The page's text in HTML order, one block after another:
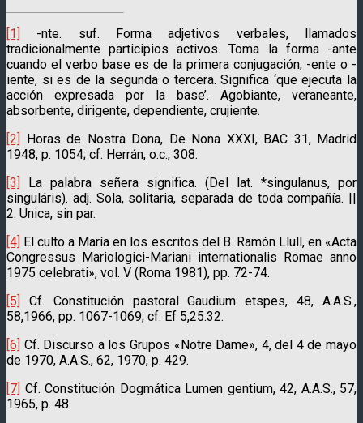
[1]
-nte. suf. Forma adjetivos verbales, llamados
tradicionalmente participios acti­vos. Toma la forma -ante
cuando el verbo base es de la primera conjugación, -ente o -
iente, si es de la segunda o tercera. Significa ‘que ejecuta la
acción expresada por la base’. Agobiante, veraneante,
absorbente, dirigente, dependiente, crujiente.
[2] Horas de Nostra Dona, De Nona XXXI, BAC 31, Madrid
1948, p. 1054; cf. Herrán, o.c., 308.
[3]
La palabra señera significa. (Del lat. *singulanus, por
singuláris). adj. Sola, solitaria, separada de toda compañía. ||
2. Unica, sin par.
[4] El culto a María en los escritos del B. Ramón Llull, en «Acta
Congressus Mariologici-Mariani internationalis Romae anno
1975 celebrati», vol. V (Roma 1981), pp. 72-74.
[5]
Cf. Constitución pastoral Gaudium etspes, 48, A.A.S.,
58,1966, pp. 1067-1069; cf. Ef 5,25.32.
[6] Cf. Discurso a los Grupos «Notre Dame», 4, del 4 de mayo
de 1970, A.A.S., 62, 1970, p. 429.
[7] Cf. Constitución Dogmática Lumen gentium, 42, A.A.S., 57,
1965, p. 48.